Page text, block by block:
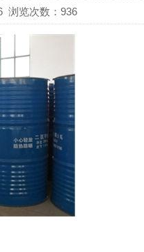
浏览次数：936